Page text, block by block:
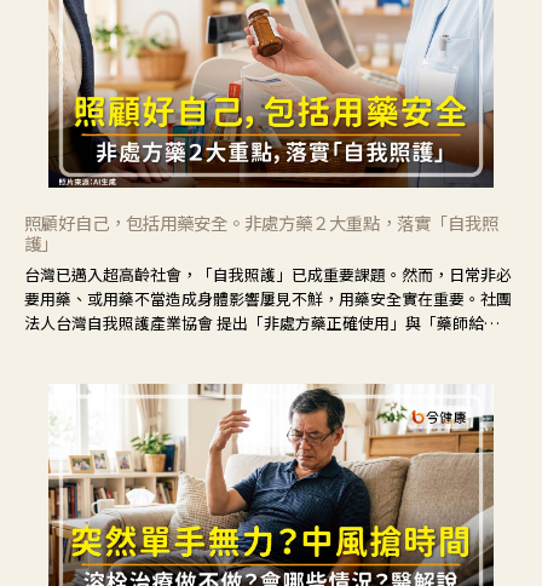
照顧好自己，包括用藥安全。非處方藥２大重點，落實「自我照
護」
台灣已邁入超高齡社會，「自我照護」已成重要課題。然而，日常非必
要用藥、或用藥不當造成身體影響屢見不鮮，用藥安全實在重要。社團
法人台灣自我照護產業協會 提出「非處方藥正確使用」與「藥師給